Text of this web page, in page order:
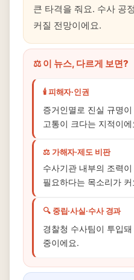
큰 타격을 줘요. 수사 공
커질 전망이에요.
⚖️ 이 뉴스, 다르게 보면?
🕯️ 피해자·인권
증거인멸로 진실 규명
고통이 크다는 지적이에
⚖️ 가해자·제도 비판
수사기관 내부의 조력
필요하다는 목소리가 커
🔍 중립·사실·수사 경과
경찰청 수사팀이 투입
중이에요.